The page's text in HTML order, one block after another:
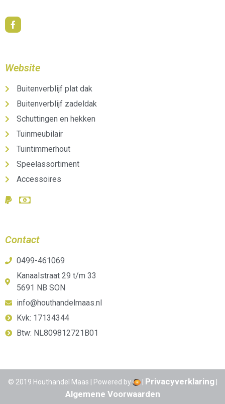
Website
Buitenverblijf plat dak
Buitenverblijf zadeldak
Schuttingen en hekken
Tuinmeubilair
Tuintimmerhout
Speelassortiment
Accessoires
Contact
0499-461069
Kanaalstraat 29 t/m 33
5691 NB SON
info@houthandelmaas.nl
Kvk: 17134344
Btw: NL809812721B01
© 2019 Houthandel Maas | Powered by | Privacyverklaring|
Algemene Voorwaarden